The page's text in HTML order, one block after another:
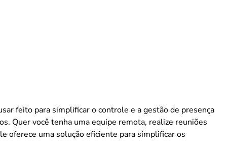
feito para simplificar o controle e a gestão de presença
Quer você tenha uma equipe remota, realize reuniões
oferece uma solução eficiente para simplificar os